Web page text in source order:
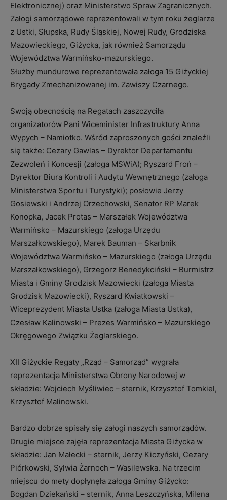
Elektronicznej) oraz Ministerstwo Spraw Zagranicznych.
Załogi samorządowe reprezentowali w tym roku żeglarze
z Ustki, Słupska, Rudy Śląskiej, Nowej Rudy, Grodziska
Mazowieckiego, Giżycka, jak również Samorządu
Województwa Warmińsko-mazurskiego.
Służby mundurowe reprezentowała załoga 15 Giżyckiej
Brygady Zmechanizowanej im. Zawiszy Czarnego.
Swoją obecnością na Regatach zaszczyciła
organizatorów Pani Wiceminister Infrastruktury Anna
Wypych – Namiotko. Wśród zaproszonych gości znaleźli
się także: Cezary Gawlas – Dyrektor Departamentu
Zezwoleń i Koncesji (załoga MSWiA); Ryszard Froń –
Dyrektor Biura Kontroli i Audytu Wewnętrznego (załoga
Ministerstwa Sportu i Turystyki); posłowie Jerzy
Gosiewski i Andrzej Orzechowski, Senator RP Marek
Konopka, Jacek Protas – Marszałek Województwa
Warmińsko – Mazurskiego (załoga Urzędu
Marszałkowskiego), Marek Bauman – Skarbnik
Województwa Warmińsko – Mazurskiego (załoga Urzędu
Marszałkowskiego), Grzegorz Benedykciński – Burmistrz
Miasta i Gminy Grodzisk Mazowiecki (załoga Miasta
Grodzisk Mazowiecki), Ryszard Kwiatkowski –
Wiceprezydent Miasta Ustka (załoga Miasta Ustka),
Czesław Kalinowski – Prezes Warmińsko – Mazurskiego
Okręgowego Związku Żeglarskiego.
XII Giżyckie Regaty „Rząd – Samorząd” wygrała
reprezentacja Ministerstwa Obrony Narodowej w
składzie: Wojciech Myśliwiec – sternik, Krzysztof Tomkiel,
Krzysztof Malinowski.
Bardzo dobrze spisały się załogi naszych samorządów.
Drugie miejsce zajęła reprezentacja Miasta Giżycka w
składzie: Jan Małecki – sternik, Jerzy Kiczyński, Cezary
Piórkowski, Sylwia Żarnoch – Wasilewska. Na trzecim
miejscu do mety dopłynęła załoga Gminy Giżycko:
Bogdan Dziekański – sternik, Anna Leszczyńska, Milena